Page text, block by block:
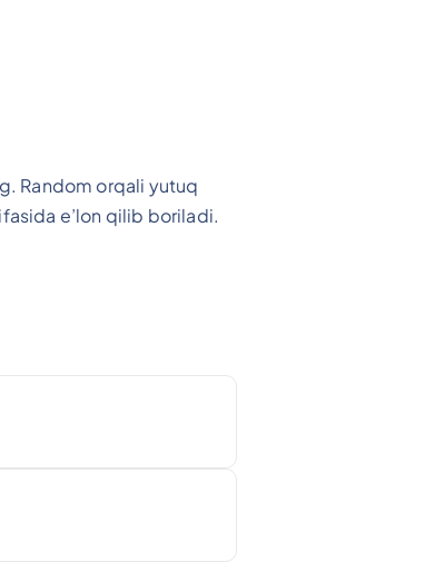
Random orqali yutuq
e’lon qilib boriladi.